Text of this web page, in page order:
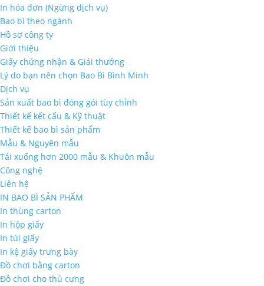
In hóa đơn (Ngừng dịch vụ)
Bao bì theo ngành
Hồ sơ công ty
Giới thiệu
Giấy chứng nhận & Giải thưởng
Lý do bạn nên chọn Bao Bì Bình Minh
Dịch vụ
Sản xuất bao bì đóng gói tùy chỉnh
Thiết kế kết cấu & Kỹ thuật
Thiết kế bao bì sản phẩm
Mẫu & Nguyên mẫu
Tải xuống hơn 2000 mẫu & Khuôn mẫu
Công nghệ
Liên hệ
IN BAO BÌ SẢN PHẨM
In thùng carton
In hộp giấy
In túi giấy
In kệ giấy trưng bày
Đồ chơi bằng carton
Đồ chơi cho thú cưng